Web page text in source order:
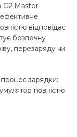
G2 Master
відповідає
безпечну
перезаряду чи
зарядки:
повністю